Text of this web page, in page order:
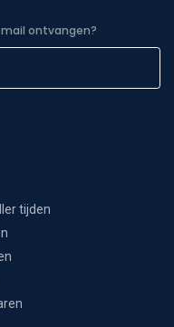
ontvangen?
tijden